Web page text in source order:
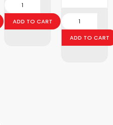
ADD TO CART
ADD TO CART